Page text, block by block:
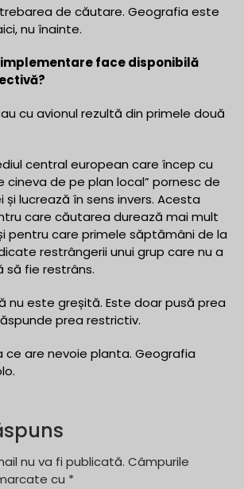
de căutare. Geografia este
nu înainte.
implementare face disponibilă
cu avionul rezultă din primele două
central european care încep cu
cineva de pe plan local” pornesc de
lucrează în sens invers. Acesta
care căutarea durează mai mult
pentru care primele săptămâni de la
restrângerii unui grup care nu a
fie restrâns.
nu este greșită. Este doar pusă prea
prea restrictiv.
ce are nevoie planta. Geografia
nu va fi publicată. Câmpurile
cu *